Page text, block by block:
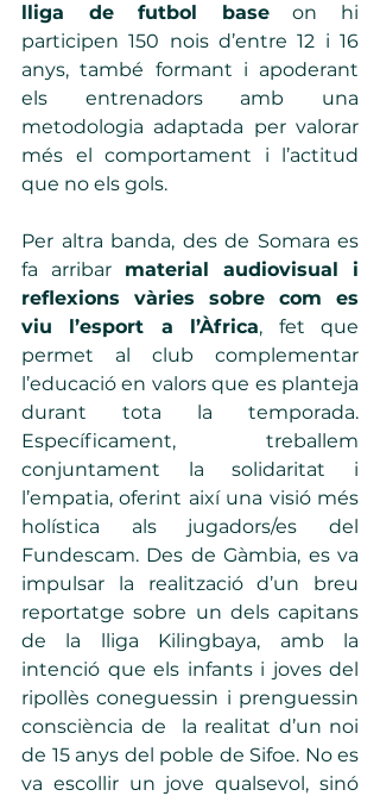
lliga de futbol base on hi
participen 150 nois d’entre 12 i 16
anys, també formant i apoderant
els entrenadors amb una
metodologia adaptada per valorar
més el comportament i l’actitud
que no els gols.
Per altra banda, des de Somara es
fa arribar material audiovisual i
reflexions vàries sobre com es
viu l’esport a l’Àfrica, fet que
permet al club complementar
l’educació en valors que es planteja
durant tota la temporada.
Específicament, treballem
conjuntament la solidaritat i
l’empatia, oferint així una visió més
holística als jugadors/es del
Fundescam. Des de Gàmbia, es va
impulsar la realització d’un breu
reportatge sobre un dels capitans
de la lliga Kilingbaya, amb la
intenció que els infants i joves del
ripollès coneguessin i prenguessin
consciència de  la realitat d’un noi
de 15 anys del poble de Sifoe. No es
va escollir un jove qualsevol, sinó